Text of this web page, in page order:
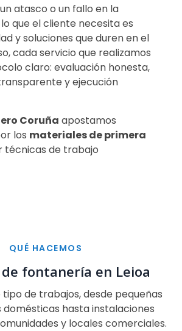
atasco o un fallo en la
que el cliente necesita es
y soluciones que duren en el
cada servicio que realizamos
claro: evaluación honesta,
y ejecución
Coruña apostamos
los materiales de primera
técnicas de trabajo
QUÉ HACEMOS
fontanería en Leioa
de trabajos, desde pequeñas
hasta instalaciones
y locales comerciales.